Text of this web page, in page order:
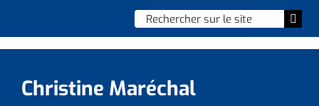
Chercher
:
Vie municipale
Christine Maréchal